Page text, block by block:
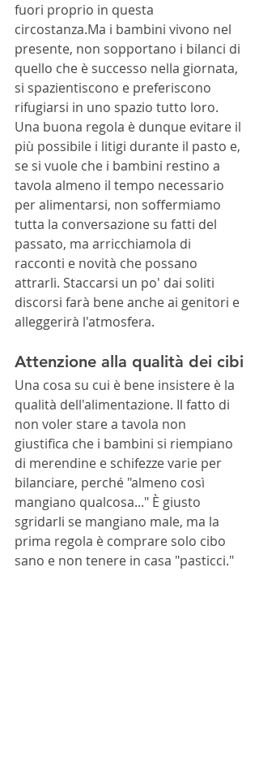
fuori proprio in questa
circostanza.Ma i bambini vivono nel
presente, non sopportano i bilanci di
quello che è successo nella giornata,
si spazientiscono e preferiscono
rifugiarsi in uno spazio tutto loro.
Una buona regola è dunque evitare il
più possibile i litigi durante il pasto e,
se si vuole che i bambini restino a
tavola almeno il tempo necessario
per alimentarsi, non soffermiamo
tutta la conversazione su fatti del
passato, ma arricchiamola di
racconti e novità che possano
attrarli. Staccarsi un po' dai soliti
discorsi farà bene anche ai genitori e
alleggerirà l'atmosfera.
Attenzione alla qualità dei cibi
Una cosa su cui è bene insistere è la
qualità dell'alimentazione. Il fatto di
non voler stare a tavola non
giustifica che i bambini si riempiano
di merendine e schifezze varie per
bilanciare, perché "almeno così
mangiano qualcosa..." È giusto
sgridarli se mangiano male, ma la
prima regola è comprare solo cibo
sano e non tenere in casa "pasticci."